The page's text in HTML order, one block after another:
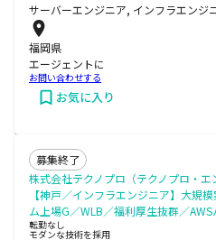
サーバーエンジニア, インフラエンジ
福岡県
エージェントに
お問い合わせする
お気に入り
募集終了
株式会社テクノプロ（テクノプロ・エ
【神戸／インフラエンジニア】大規
ム上場G／WLB／福利厚生抜群／
転勤なし
モダンな技術を採用